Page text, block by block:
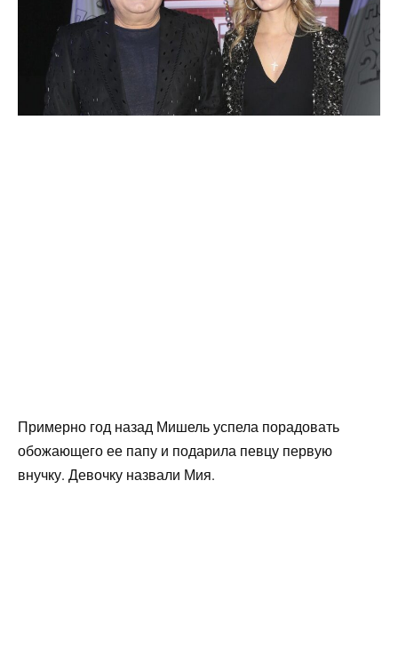
Примерно год назад Мишель успела порадовать
обожающего ее папу и подарила певцу первую
внучку. Девочку назвали Мия.